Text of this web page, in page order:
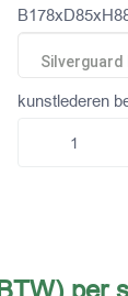
Silverguard
kunstlederen